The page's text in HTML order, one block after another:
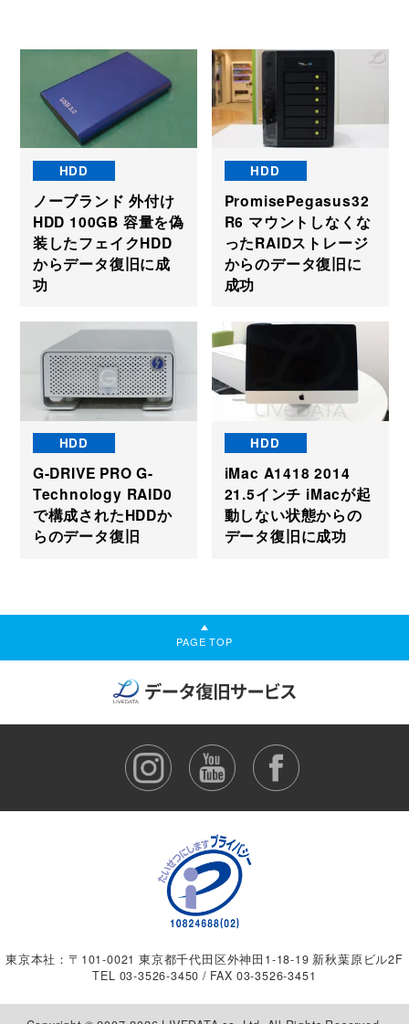
HDD
ノーブランド 外付け
HDD 100GB 容量を偽
装したフェイクHDD
からデータ復旧に成
功
HDD
PromisePegasus32
R6 マウントしなくな
ったRAIDストレージ
からのデータ復旧に
成功
HDD
G-DRIVE PRO G-
Technology RAID0
で構成されたHDDか
らのデータ復旧
HDD
iMac A1418 2014
21.5インチ iMacが起
動しない状態からの
データ復旧に成功
PAGE TOP
東京本社：〒101-0021 東京都千代田区外神田1-18-19 新秋葉原ビル2F
TEL 03-3526-3450 / FAX 03-3526-3451